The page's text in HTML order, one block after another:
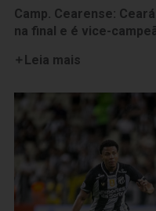
Camp. Cearense:
na final e é vice-
Leia mais